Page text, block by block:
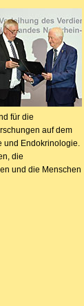
für die
auf dem
und Endokrinologie.
die
und die Menschen